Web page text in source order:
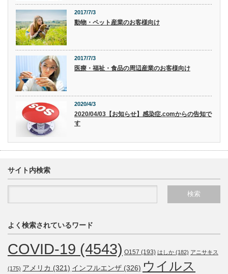
2017/7/3
動物・ペット産業のお客様向け
2017/7/3
医療・福祉・食品の周辺産業のお客様向け
2020/4/3
2020/04/03【お知らせ】感染症.comからの告知で
す
サイト内検索
よく検索されているワード
COVID-19 (4543) O157 (193) はしか (182) アニサキス
(175) アメリカ (321) インフルエンザ (326) ウイルス